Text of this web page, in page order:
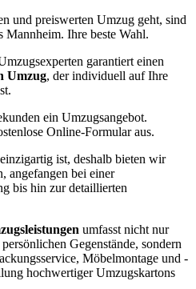
und preiswerten Umzug geht, sind
Mannheim. Ihre beste Wahl.
garantiert einen
Umzug, der individuell auf Ihre
ein Umzugsangebot.
Online-Formular aus.
ist, deshalb bieten wir
angefangen bei einer
bis hin zur detaillierten
umfasst nicht nur
Gegenstände, sondern
Möbelmontage und -
hochwertiger Umzugskartons